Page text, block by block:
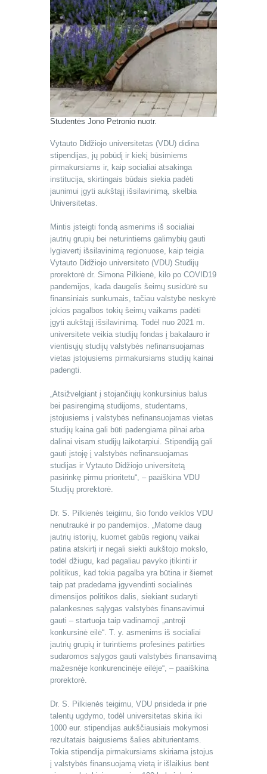
Studentės Jono Petronio nuotr.
Vytauto Didžiojo universitetas (VDU) didina
stipendijas, jų pobūdį ir kiekį būsimiems
pirmakursiams ir, kaip socialiai atsakinga
institucija, skirtingais būdais siekia padėti
jaunimui įgyti aukštąjį išsilavinimą, skelbia
Universitetas.
Mintis įsteigti fondą asmenims iš socialiai
jautrių grupių bei neturintiems galimybių gauti
lygiavertį išsilavinimą regionuose, kaip teigia
Vytauto Didžiojo universiteto (VDU) Studijų
prorektorė dr. Simona Pilkienė, kilo po COVID19
pandemijos, kada daugelis šeimų susidūrė su
finansiniais sunkumais, tačiau valstybė neskyrė
jokios pagalbos tokių šeimų vaikams padėti
įgyti aukštąjį išsilavinimą. Todėl nuo 2021 m.
universitete veikia studijų fondas į bakalauro ir
vientisųjų studijų valstybės nefinansuojamas
vietas įstojusiems pirmakursiams studijų kainai
padengti.
„Atsižvelgiant į stojančiųjų konkursinius balus
bei pasirengimą studijoms, studentams,
įstojusiems į valstybės nefinansuojamas vietas
studijų kaina gali būti padengiama pilnai arba
dalinai visam studijų laikotarpiui. Stipendiją gali
gauti įstoję į valstybės nefinansuojamas
studijas ir Vytauto Didžiojo universitetą
pasirinkę pirmu prioritetu“, – paaiškina VDU
Studijų prorektorė.
Dr. S. Pilkienės teigimu, šio fondo veiklos VDU
nenutraukė ir po pandemijos. „Matome daug
jautrių istorijų, kuomet gabūs regionų vaikai
patiria atskirtį ir negali siekti aukštojo mokslo,
todėl džiugu, kad pagaliau pavyko įtikinti ir
politikus, kad tokia pagalba yra būtina ir šiemet
taip pat pradedama įgyvendinti socialinės
dimensijos politikos dalis, siekiant sudaryti
palankesnes sąlygas valstybės finansavimui
gauti – startuoja taip vadinamoji „antroji
konkursinė eilė“. T. y. asmenims iš socialiai
jautrių grupių ir turintiems profesinės patirties
sudaromos sąlygos gauti valstybės finansavimą
mažesnėje konkurencinėje eilėje“, – paaiškina
prorektorė.
Dr. S. Pilkienės teigimu, VDU prisideda ir prie
talentų ugdymo, todėl universitetas skiria iki
1000 eur. stipendijas aukščiausiais mokymosi
rezultatais baigusiems šalies abiturientams.
Tokia stipendija pirmakursiams skiriama įstojus
į valstybės finansuojamą vietą ir išlaikius bent